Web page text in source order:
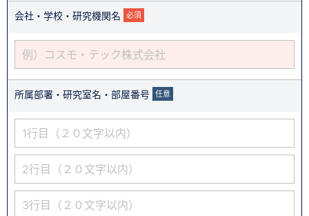
会社・学校・研究機関名 必須
所属部署・研究室名・部屋番号 任意